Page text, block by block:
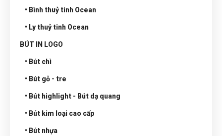
• Bình thuỷ tinh Ocean
• Ly thuỷ tinh Ocean
BÚT IN LOGO
• Bút chì
• Bút gỗ - tre
• Bút highlight - Bút dạ quang
• Bút kim loại cao cấp
• Bút nhựa